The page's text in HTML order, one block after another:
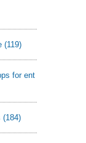
(119)
for ent
(184)